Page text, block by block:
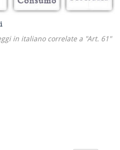
in italiano correlate a "Art. 61"